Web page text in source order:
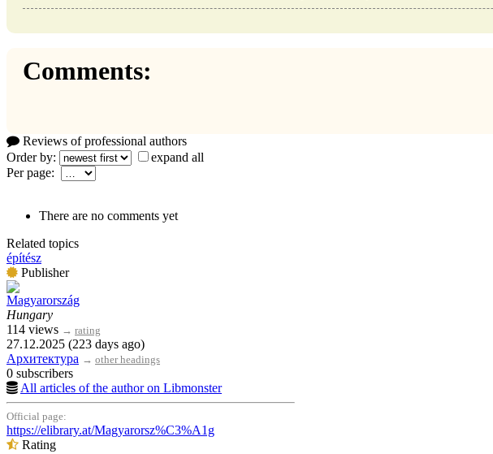
Comments:
Reviews of professional authors
Order by:
expand all
Per page:
There are no comments yet
Related topics
építész
Publisher
Magyarország
Hungary
114 views → rating
27.12.2025 (223 days ago)
Архитектура → other headings
0 subscribers
All articles of the author on Libmonster
Official page:
https://elibrary.at/Magyarorsz%C3%A1g
Rating